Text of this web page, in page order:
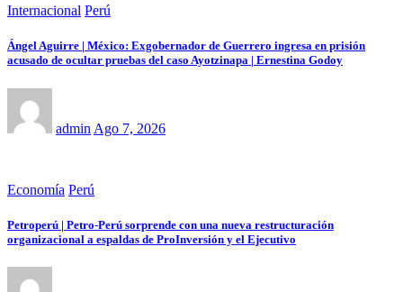
Internacional Perú
Ángel Aguirre | México: Exgobernador de Guerrero ingresa en prisión
acusado de ocultar pruebas del caso Ayotzinapa | Ernestina Godoy
admin Ago 7, 2026
Economía Perú
Petroperú | Petro-Perú sorprende con una nueva restructuración
organizacional a espaldas de ProInversión y el Ejecutivo